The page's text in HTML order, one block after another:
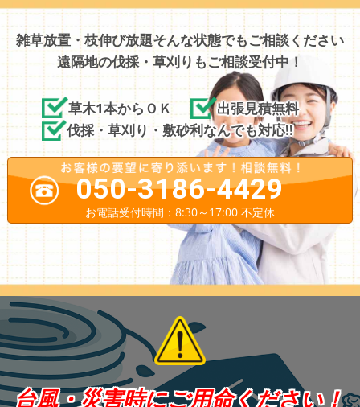
雑草放置・枝伸び放題そんな状態でもご相談ください
遠隔地の伐採・草刈りもご相談受付中！
草木1本からＯＫ
出張見積無料
伐採・草刈り・敷砂利なんでも対応!!
050-3186-4429
お電話受付時間：8:30～17:00 不定休
台風・災害時にご用命ください！